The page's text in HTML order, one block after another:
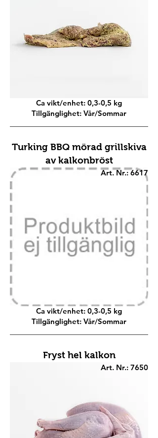
Ca vikt/enhet: 0,3-0,5 kg
Tillgänglighet: Vår/Sommar
Turking BBQ mörad grillskiva
av kalkonbröst
Art. Nr.: 6617
Ca vikt/enhet: 0,3-0,5 kg
Tillgänglighet: Vår/Sommar
Fryst hel kalkon
Art. Nr.: 7650